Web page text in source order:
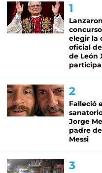
elegir la
oficial
de León
Falleció
Jorge
padre
Messi